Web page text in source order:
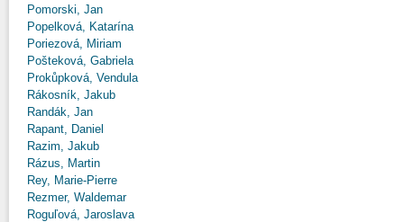
Pomorski, Jan
Popelková, Katarína
Poriezová, Miriam
Pošteková, Gabriela
Prokůpková, Vendula
Rákosník, Jakub
Randák, Jan
Rapant, Daniel
Razim, Jakub
Rázus, Martin
Rey, Marie-Pierre
Rezmer, Waldemar
Roguľová, Jaroslava